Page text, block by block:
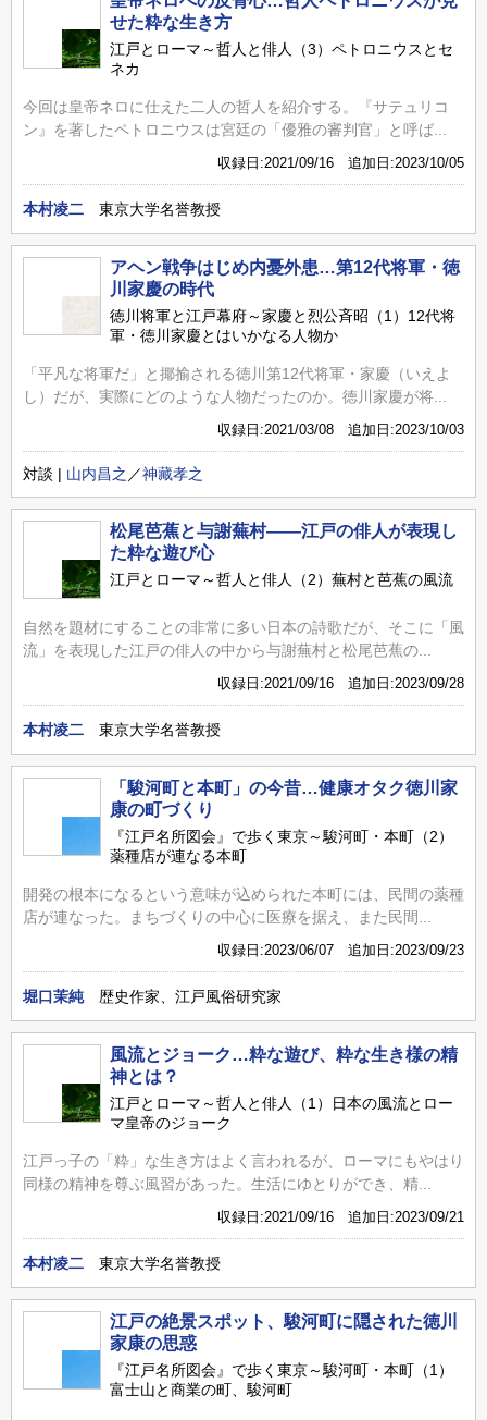
せた粋な生き方
江戸とローマ～哲人と俳人（3）ペトロニウスとセ
ネカ
今回は皇帝ネロに仕えた二人の哲人を紹介する。『サテュリコ
ン』を著したペトロニウスは宮廷の「優雅の審判官」と呼ば...
収録日:2021/09/16 追加日:2023/10/05
本村凌二 東京大学名誉教授
アヘン戦争はじめ内憂外患…第12代将軍・徳
川家慶の時代
徳川将軍と江戸幕府～家慶と烈公斉昭（1）12代将
軍・徳川家慶とはいかなる人物か
「平凡な将軍だ」と揶揄される徳川第12代将軍・家慶（いえよ
し）だが、実際にどのような人物だったのか。徳川家慶が将...
収録日:2021/03/08 追加日:2023/10/03
対談 | 山内昌之 ／神藏孝之
松尾芭蕉と与謝蕪村――江戸の俳人が表現し
た粋な遊び心
江戸とローマ～哲人と俳人（2）蕪村と芭蕉の風流
自然を題材にすることの非常に多い日本の詩歌だが、そこに「風
流」を表現した江戸の俳人の中から与謝蕪村と松尾芭蕉の...
収録日:2021/09/16 追加日:2023/09/28
本村凌二 東京大学名誉教授
「駿河町と本町」の今昔…健康オタク徳川家
康の町づくり
『江戸名所図会』で歩く東京～駿河町・本町（2）
薬種店が連なる本町
開発の根本になるという意味が込められた本町には、民間の薬種
店が連なった。まちづくりの中心に医療を据え、また民間...
収録日:2023/06/07 追加日:2023/09/23
堀口茉純 歴史作家、江戸風俗研究家
風流とジョーク…粋な遊び、粋な生き様の精
神とは？
江戸とローマ～哲人と俳人（1）日本の風流とロー
マ皇帝のジョーク
江戸っ子の「粋」な生き方はよく言われるが、ローマにもやはり
同様の精神を尊ぶ風習があった。生活にゆとりができ、精...
収録日:2021/09/16 追加日:2023/09/21
本村凌二 東京大学名誉教授
江戸の絶景スポット、駿河町に隠された徳川
家康の思惑
『江戸名所図会』で歩く東京～駿河町・本町（1）
富士山と商業の町、駿河町